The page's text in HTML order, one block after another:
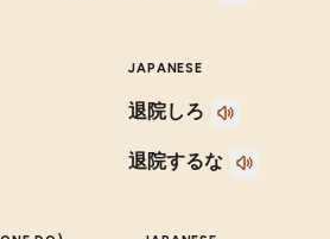
JAPANESE
退院しろ
退院するな